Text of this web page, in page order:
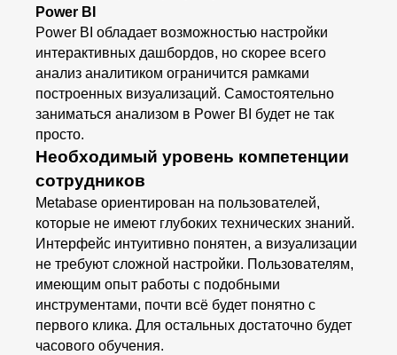
Power BI
Power BI обладает возможностью настройки
интерактивных дашбордов, но скорее всего
анализ аналитиком ограничится рамками
построенных визуализаций. Самостоятельно
заниматься анализом в Power BI будет не так
просто.
Необходимый уровень компетенции
сотрудников
Metabase ориентирован на пользователей,
которые не имеют глубоких технических знаний.
Интерфейс интуитивно понятен, а визуализации
не требуют сложной настройки. Пользователям,
имеющим опыт работы с подобными
инструментами, почти всё будет понятно с
первого клика. Для остальных достаточно будет
часового обучения.